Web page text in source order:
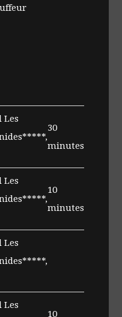
Les
30
minutes
Les
10
minutes
Les
Les
10